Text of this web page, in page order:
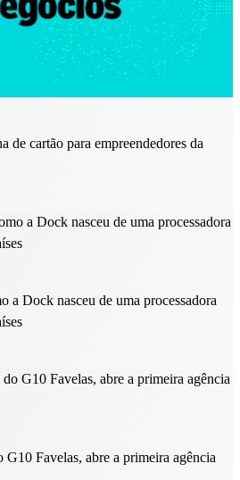
de cartão para empreendedores da
a Dock nasceu de uma processadora
Favelas, abre a primeira agência